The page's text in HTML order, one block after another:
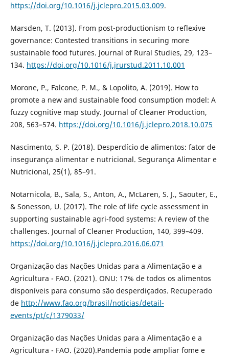
https://doi.org/10.1016/j.jclepro.2015.03.009.
Marsden, T. (2013). From post-productionism to reflexive
governance: Contested transitions in securing more
sustainable food futures. Journal of Rural Studies, 29, 123–
134. https://doi.org/10.1016/j.jrurstud.2011.10.001
Morone, P., Falcone, P. M., & Lopolito, A. (2019). How to
promote a new and sustainable food consumption model: A
fuzzy cognitive map study. Journal of Cleaner Production,
208, 563–574. https://doi.org/10.1016/j.jclepro.2018.10.075
Nascimento, S. P. (2018). Desperdício de alimentos: fator de
insegurança alimentar e nutricional. Segurança Alimentar e
Nutricional, 25(1), 85–91.
Notarnicola, B., Sala, S., Anton, A., McLaren, S. J., Saouter, E.,
& Sonesson, U. (2017). The role of life cycle assessment in
supporting sustainable agri-food systems: A review of the
challenges. Journal of Cleaner Production, 140, 399–409.
https://doi.org/10.1016/j.jclepro.2016.06.071
Organização das Nações Unidas para a Alimentação e a
Agricultura - FAO. (2021). ONU: 17% de todos os alimentos
disponíveis para consumo são desperdiçados. Recuperado
de http://www.fao.org/brasil/noticias/detail-
events/pt/c/1379033/
Organização das Nações Unidas para a Alimentação e a
Agricultura - FAO. (2020).Pandemia pode ampliar fome e